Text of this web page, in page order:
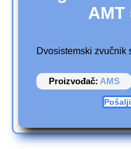
AMT
Dvosistemski zvučnik
Proizvođač: AMS